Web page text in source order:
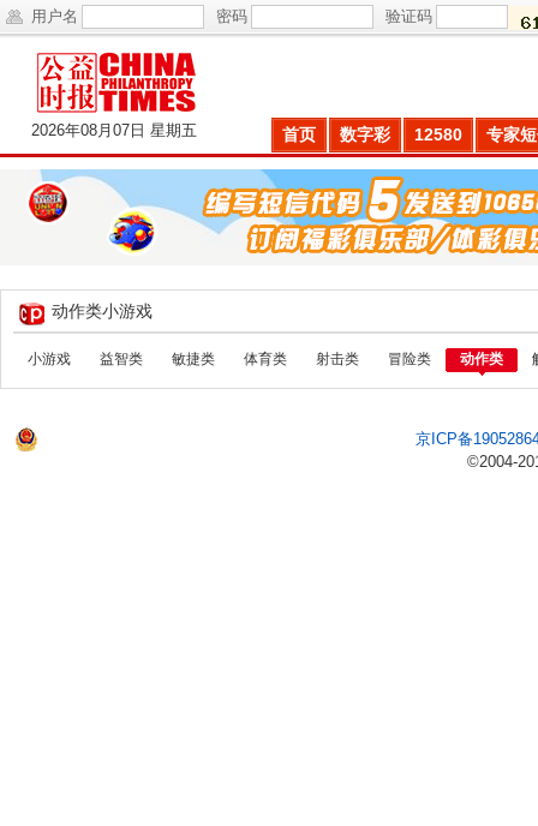
用户名 密码 验证码
2026年08月07日 星期五 首页 数字彩 12580 专家
动作类小游戏
小游戏 益智类 敏捷类 体育类 射击类 冒险类 动作类
京ICP备
©2004-